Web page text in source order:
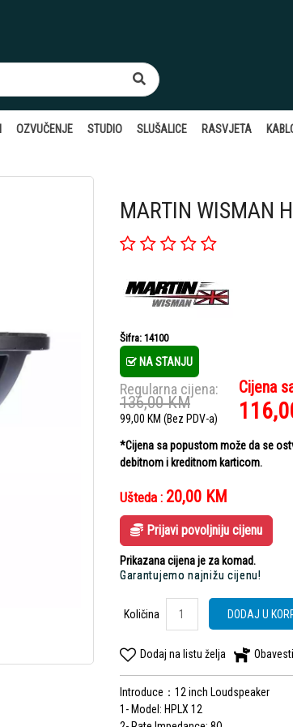
OZVUČENJE STUDIO SLUŠALICE RASVJETA
MARTIN WISMAN
Šifra: 14100
NA STANJU
Regularna cijena:
136,00KM
99,00 KM (Bez PDV-a)
Cijena
*Cijena sa popustom može da se
debitnom i kreditnom karticom.
Ušteda : 20,00 KM
Prijavi povoljniju cijenu
Prikazana cijena je za komad.
Garantujemo najnižu cijenu!
Količina DODAJ U
Dodaj na listu želja
Introduce：12 inch Loudspeaker
1- Model: HPLX 12